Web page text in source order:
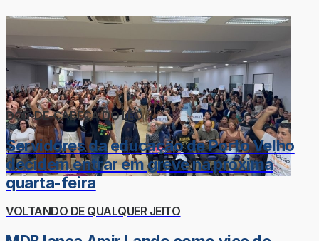
DOR-DE-CABEÇA DO LÉO
Servidores da educação de Porto Velho
decidem entrar em greve na próxima
quarta-feira
VOLTANDO DE QUALQUER JEITO